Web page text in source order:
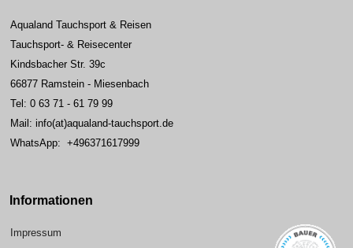
Aqualand Tauchsport & Reisen
Tauchsport- & Reisecenter
Kindsbacher Str. 39c
66877 Ramstein - Miesenbach
Tel: 0 63 71 - 61 79 99
Mail: info(at)aqualand-tauchsport.de
WhatsApp: +496371617999
Informationen
Impressum